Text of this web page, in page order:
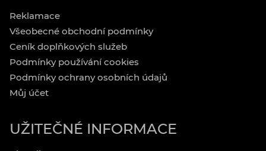
Reklamace
Všeobecné obchodní podmínky
Ceník doplňkových služeb
Podmínky používání cookies
Podmínky ochrany osobních údajů
Můj účet
UŽITEČNÉ INFORMACE